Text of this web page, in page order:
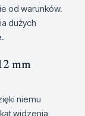
od warunków.
dużych
mm
niemu
widzenia